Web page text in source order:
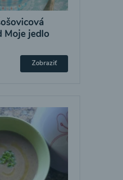
Moje jedlo
Zobraziť